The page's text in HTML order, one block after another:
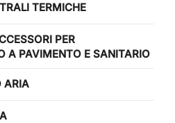
TERMICHE
PER
A PAVIMENTO E SANITARIO
ARIA